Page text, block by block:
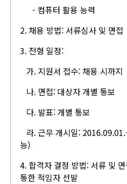
- 컴퓨터 활용 능력
2. 채용 방법: 서류심사 및 면접
3. 전형 일정:
가. 지원서 접수: 채용 시까지
나. 면접: 대상자 개별 통보
다. 발표: 개별 통보
라. 근무 개시일:
능)
4. 합격자 결정 방법: 서류 및
통한 적임자 선발